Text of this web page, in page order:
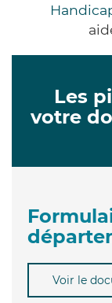
Les
votre
Voir le